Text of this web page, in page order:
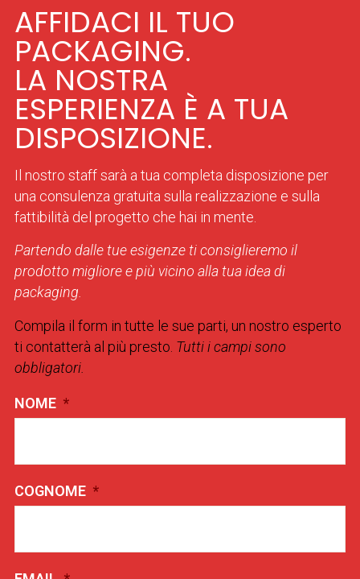
AFFIDACI IL TUO
PACKAGING.
LA NOSTRA
ESPERIENZA È A TUA
DISPOSIZIONE.
Il nostro staff sarà a tua completa disposizione per
una consulenza gratuita sulla realizzazione e sulla
fattibilità del progetto che hai in mente.
Partendo dalle tue esigenze ti consiglieremo il
prodotto migliore e più vicino alla tua idea di
packaging.
Compila il form in tutte le sue parti, un nostro esperto
ti contatterà al più presto. Tutti i campi sono
obbligatori.
NOME *
COGNOME *